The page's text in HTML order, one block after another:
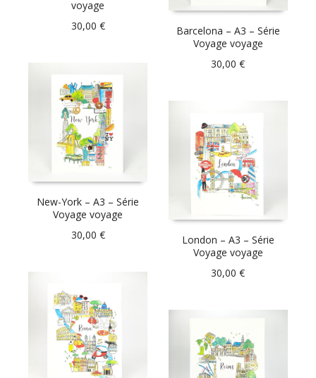
voyage
30,00 €
Barcelona – A3 – Série
Voyage voyage
30,00€
New-York – A3 – Série
Voyage voyage
30,00 €
London – A3 – Série
Voyage voyage
30,00€